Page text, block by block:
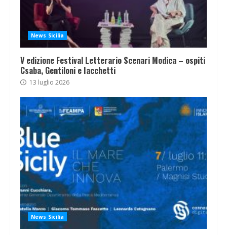
News Sicilia
V edizione Festival Letterario Scenari Modica – ospiti
Csaba, Gentiloni e Iacchetti
13 luglio 2026
News Sicilia